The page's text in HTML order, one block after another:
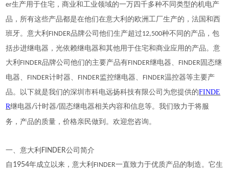
er生产用于住宅，商业和工业领域的一万四千多种不同类型的机电产
品，所有这些产品都是在他们在意大利的欧洲工厂生产的，法国和西
班牙。意大利 FINDER品牌公司他们生产超过12,500种不同的产品，包
括步进继电器，光依赖继电器和其他用于住宅和商业应用的产品。意
大利 FINDER品牌公司他们的主要产品有FINDER继电器、 FINDER 固态继
电器、 FINDER计时器、 FINDER监控继电器、 FINDER温控器等主要产
品。以下就是我们的深圳市科电远扬科技有限公司为您提供的FINDE
R继电器/计时器/固态继电器相关内容和信息等。我们致力于将服
务，产品的质量，价格亲民做到。欢迎您咨询 。
一、意大利 FINDER公司简介
自 1954年成立以来，意大利 FINDER一直致力于优质产品的制造。它生